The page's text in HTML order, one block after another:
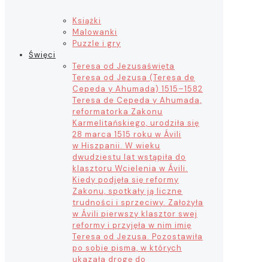
Książki
Malowanki
Puzzle i gry
Święci
Teresa od Jezusaświęta
Teresa od Jezusa (Teresa de
Cepeda y Ahumada) 1515–1582
Teresa de Cepeda y Ahumada,
reformatorka Zakonu
Karmelitańskiego, urodziła się
28 marca 1515 roku w Ávili
w Hiszpanii. W wieku
dwudziestu lat wstąpiła do
klasztoru Wcielenia w Ávili.
Kiedy podjęła się reformy
Zakonu, spotkały ją liczne
trudności i sprzeciwy. Założyła
w Ávili pierwszy klasztor swej
reformy i przyjęła w nim imię
Teresa od Jezusa. Pozostawiła
po sobie pisma, w których
ukazała drogę do